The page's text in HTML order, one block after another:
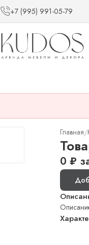
+7 (995) 991-05-79
Главная/
0 ₽